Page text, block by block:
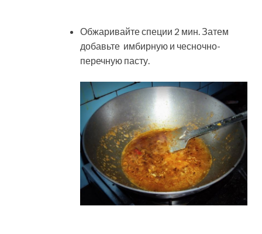
Обжаривайте специи 2 мин. Затем
добавьте имбирную и чесночно-
перечную пасту.